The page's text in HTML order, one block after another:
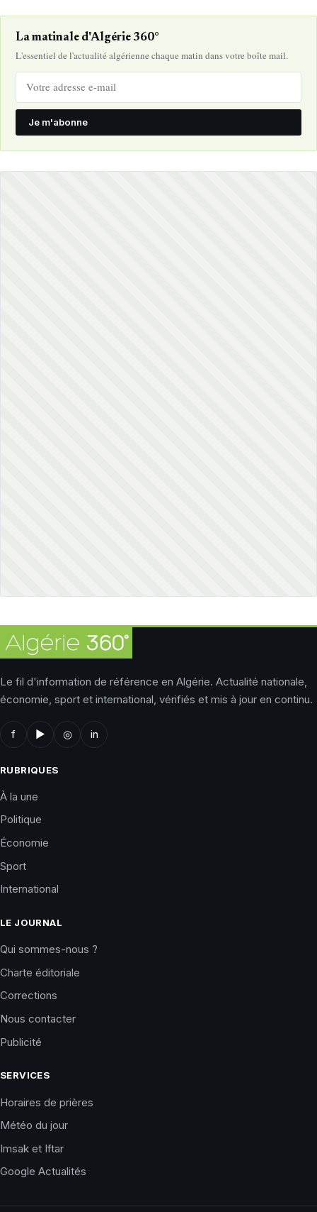
La matinale d'Algérie 360°
L'essentiel de l'actualité algérienne chaque matin dans votre boîte mail.
Je m'abonne
Le fil d'information de référence en Algérie. Actualité nationale,
économie, sport et international, vérifiés et mis à jour en continu.
f ▶ ◎ in
RUBRIQUES
À la une
Politique
Économie
Sport
International
LE JOURNAL
Qui sommes-nous ?
Charte éditoriale
Corrections
Nous contacter
Publicité
SERVICES
Horaires de prières
Météo du jour
Imsak et Iftar
Google Actualités